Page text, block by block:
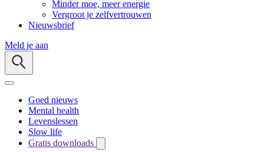
Minder moe, meer energie
Vergroot je zelfvertrouwen
Nieuwsbrief
Meld je aan
Goed nieuws
Mental health
Levenslessen
Slow life
Gratis downloads